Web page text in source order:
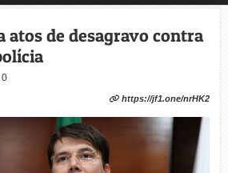
atos de desagravo contra
https://jf1.one/nrHK2